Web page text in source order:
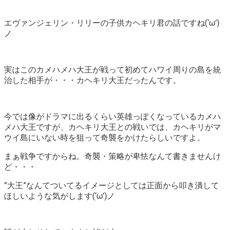
エヴァンジェリン・リリーの子供カヘキリ君の話ですね(‘ω’)
ノ
実はこのカメハメハ大王が戦って初めてハワイ周りの島を統
治した相手が・・・カヘキリ大王だったんです。
今では像がドラマに出るくらい英雄っぽくなっているカメハ
メハ大王ですが、カヘキリ大王との戦いでは、カヘキリがマ
ウイ島にいない時を狙って奇襲をかけたらしいですよ。
まぁ戦争ですからね。奇襲・策略が卑怯なんて書きませんけ
ど・・・
”大王”なんてついてるイメージとしては正面から叩き潰して
ほしいような気がします(‘ω’)ノ